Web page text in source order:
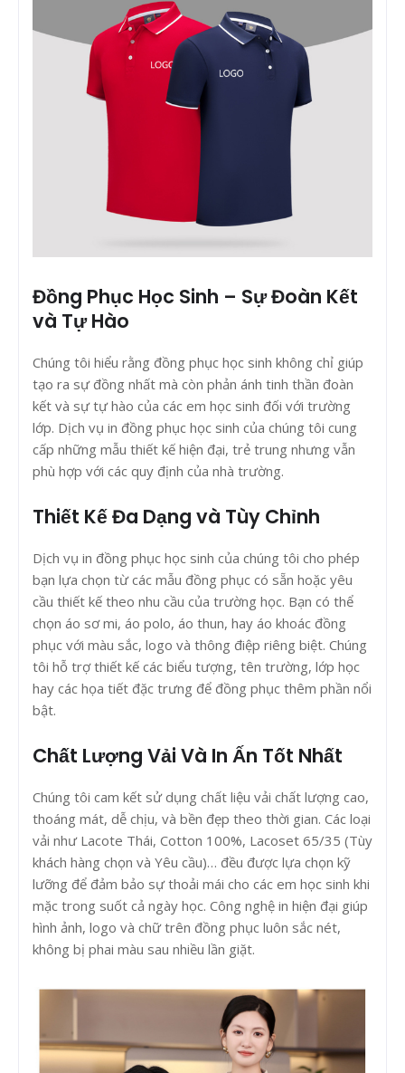
Đồng Phục Học Sinh – Sự Đoàn Kết
và Tự Hào
Chúng tôi hiểu rằng đồng phục học sinh không chỉ giúp
tạo ra sự đồng nhất mà còn phản ánh tinh thần đoàn
kết và sự tự hào của các em học sinh đối với trường
lớp. Dịch vụ in đồng phục học sinh của chúng tôi cung
cấp những mẫu thiết kế hiện đại, trẻ trung nhưng vẫn
phù hợp với các quy định của nhà trường.
Thiết Kế Đa Dạng và Tùy Chỉnh
Dịch vụ in đồng phục học sinh của chúng tôi cho phép
bạn lựa chọn từ các mẫu đồng phục có sẵn hoặc yêu
cầu thiết kế theo nhu cầu của trường học. Bạn có thể
chọn áo sơ mi, áo polo, áo thun, hay áo khoác đồng
phục với màu sắc, logo và thông điệp riêng biệt. Chúng
tôi hỗ trợ thiết kế các biểu tượng, tên trường, lớp học
hay các họa tiết đặc trưng để đồng phục thêm phần nổi
bật.
Chất Lượng Vải Và In Ấn Tốt Nhất
Chúng tôi cam kết sử dụng chất liệu vải chất lượng cao,
thoáng mát, dễ chịu, và bền đẹp theo thời gian. Các loại
vải như Lacote Thái, Cotton 100%, Lacoset 65/35 (Tùy
khách hàng chọn và Yêu cầu)… đều được lựa chọn kỹ
lưỡng để đảm bảo sự thoải mái cho các em học sinh khi
mặc trong suốt cả ngày học. Công nghệ in hiện đại giúp
hình ảnh, logo và chữ trên đồng phục luôn sắc nét,
không bị phai màu sau nhiều lần giặt.